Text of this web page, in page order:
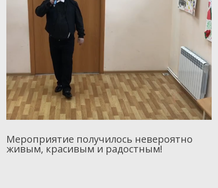
Мероприятие получилось невероятно
живым, красивым и радостным!